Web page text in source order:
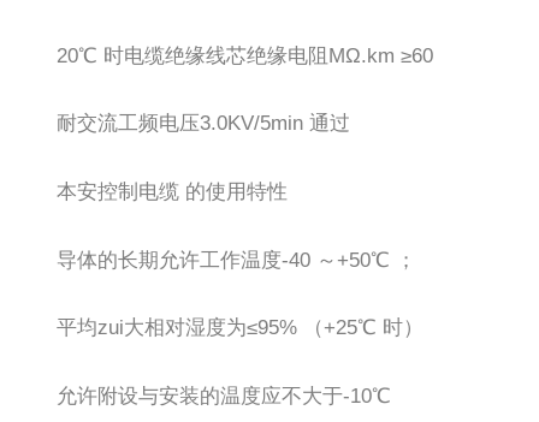
20℃ 时电缆绝缘线芯绝缘电阻MΩ.km ≥60
耐交流工频电压3.0KV/5min 通过
本安控制电缆 的使用特性
导体的长期允许工作温度-40 ～+50℃ ；
平均zui大相对湿度为≤95% （+25℃ 时）
允许附设与安装的温度应不大于-10℃